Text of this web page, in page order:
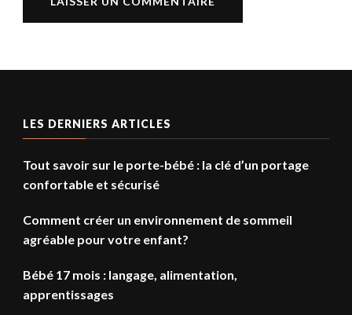
LES DERNIERS ARTICLES
Tout savoir sur le porte-bébé : la clé d’un portage
confortable et sécurisé
Comment créer un environnement de sommeil
agréable pour votre enfant?
Bébé 17 mois : langage, alimentation,
apprentissages